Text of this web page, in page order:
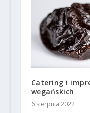
Catering i
wegańskich
6 sierpnia 2022